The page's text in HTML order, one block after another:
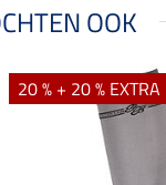
OOK
20 % + 20 % EXTRA